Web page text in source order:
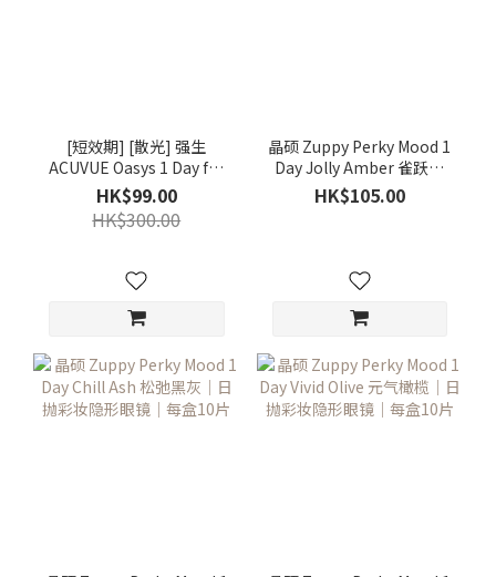
[短效期] [散光] 强生
ACUVUE Oasys 1 Day for
Astigmatism 30片
HK$99.00
HK$300.00
晶硕 Zuppy Perky Mood 1
Day Jolly Amber 雀跃琥
珀｜日抛彩妆隐形眼镜｜
每盒10片
HK$105.00